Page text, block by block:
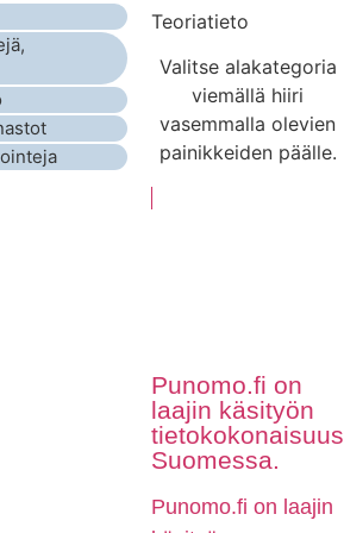
Teoriatieto
Valitse alakategoria
viemällä hiiri
vasemmalla olevien
painikkeiden päälle.
Punomo.fi on
laajin käsityön
tietokokonaisuus
Suomessa.
Punomo.fi on laajin